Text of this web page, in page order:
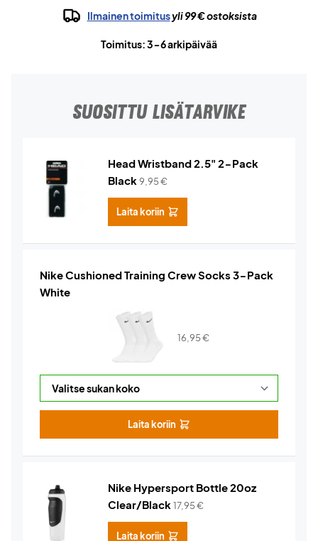
Ilmainen toimitusyli 99 € ostoksista
Toimitus: 3-6 arkipäivää
SUOSITTU LISÄTARVIKE
Head Wristband 2.5" 2-Pack
Black9,95€
Laita koriin
Nike Cushioned Training Crew Socks 3-Pack
White
16,95€
Laita koriin
Nike Hypersport Bottle 20oz
Clear/Black17,95€
Laita koriin